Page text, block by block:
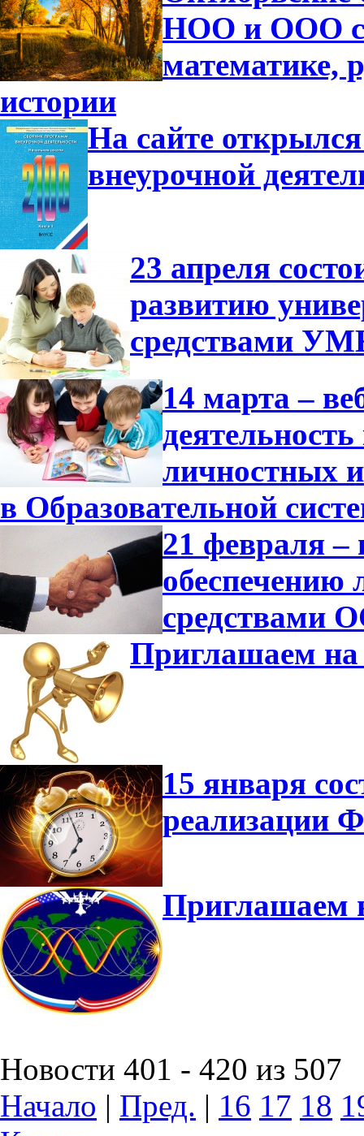
НОО и ООО
математике,
истории
На сайте
внеурочной
23 апреля
развитию
средствами
14 марта –
личностных
в Образовательной
21 февраля
обеспечению
средствами
Приглашаем на
15 января
реализации
Приглашаем
Новости 401 - 420 из 507
Начало | Пред. | 16 17 18